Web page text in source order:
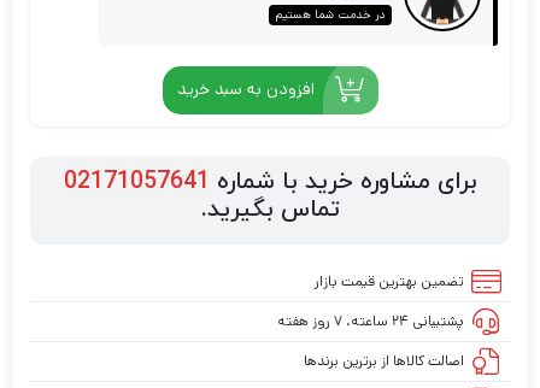
در خدمت شما هستیم
افزودن به سبد خرید
برای مشاوره خرید با شماره 02171057641
تماس بگیرید.
تضمین بهترین قیمت بازار
پشتیبانی ۲۴ ساعته، ۷ روز هفته
اصالت کالاها از برترین برندها